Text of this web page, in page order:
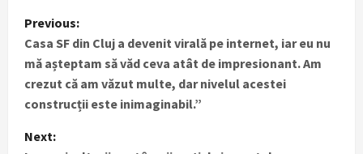
P
o
s
t
Previous:
Casa SF din Cluj a devenit virală pe internet, iar eu nu
mă așteptam să văd ceva atât de impresionant. Am
crezut că am văzut multe, dar nivelul acestei
construcții este inimaginabil.”
Next: